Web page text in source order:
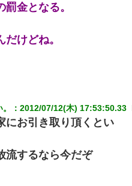
金となる。
けどね。
：2012/07/12(木) 17:53:50.33
にお引き取り頂くとい
流するなら今だぞ